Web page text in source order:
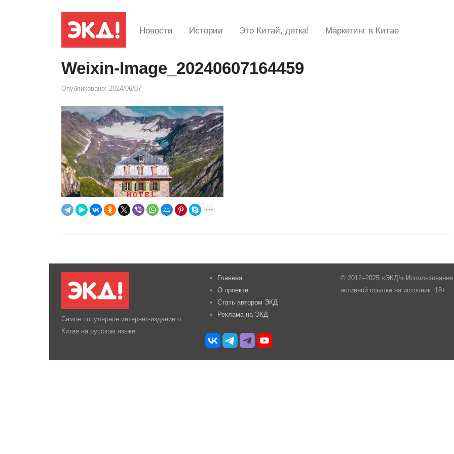
Новости Истории Это Китай, детка! Маркетинг в Китае
Weixin-Image_20240607164459
Опубликовано: 2024/06/07
Самое популярное интернет-издание о
Китае на русском языке.
Главная
О проекте
Стать автором ЭКД
Реклама на ЭКД
© 2012–2025 «ЭКД!»
активной ссылки на источник. 18+